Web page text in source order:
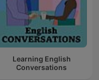
Learning English
Conversations